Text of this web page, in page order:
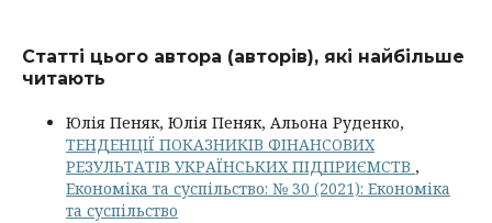
Статті цього автора (авторів), які найбільше
читають
Юлія Пеняк, Юлія Пеняк, Альона Руденко,
ТЕНДЕНЦІЇ ПОКАЗНИКІВ ФІНАНСОВИХ
РЕЗУЛЬТАТІВ УКРАЇНСЬКИХ ПІДПРИЄМСТВ ,
Економіка та суспільство: № 30 (2021): Економіка
та суспільство